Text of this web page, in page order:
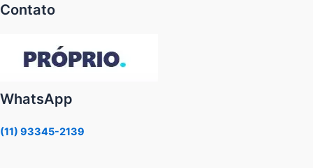
Contato
WhatsApp
(11) 93345-2139